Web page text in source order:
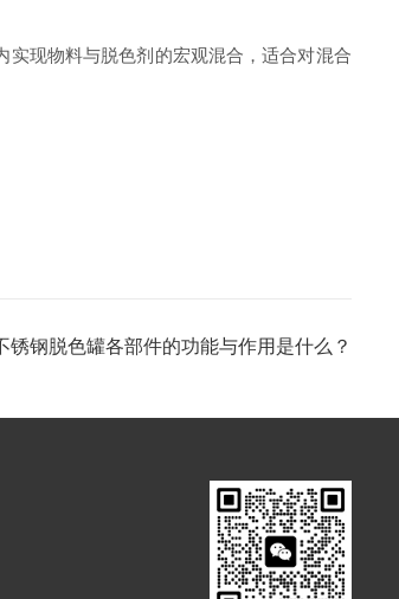
现物料与脱色剂的宏观混合，适合对混合
锈钢脱色罐各部件的功能与作用是什么？